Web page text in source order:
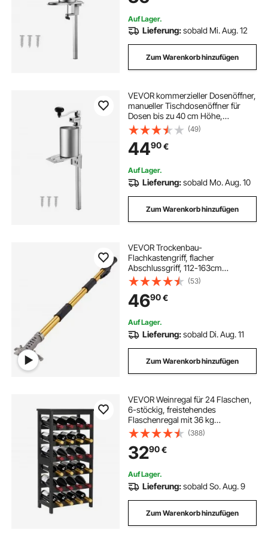
gastro kühlschrank 195 hRestaurants Hotels
Auf Lager.
Lieferung:sobald Mi. Aug. 12
Zum Warenkorb hinzufügen
VEVOR kommerzieller Dosenöffner,
manueller Tischdosenöffner für
Dosen bis zu 40 cm Höhe,
höhenverstellbarer
Konservenöffner mit Schrauben,
Büchsenöffner für Restaurants
Lebensmittelgeschäfte
(49)
4490€
Auf Lager.
Lieferung:sobald Mo. Aug. 10
Zum Warenkorb hinzufügen
VEVOR Trockenbau-
Flachkastengriff, flacher
Abschlussgriff, 112-163cm
ausziehbar, Farbe(53)
4690€
Auf Lager.
Lieferung:sobald Di. Aug. 11
Zum Warenkorb hinzufügen
VEVOR Weinregal für 24 Flaschen,
6-stöckig, freistehendes
Flaschenregal mit 36 kg
Gesamtbelastbarkeit,
Weinflaschenständer für Küche
Keller Bar Esszimmer Wohnzimmer,
Weinflaschenhalter Schwarz
(388)
3290€
Auf Lager.
Lieferung:sobald So. Aug. 9
Zum Warenkorb hinzufügen